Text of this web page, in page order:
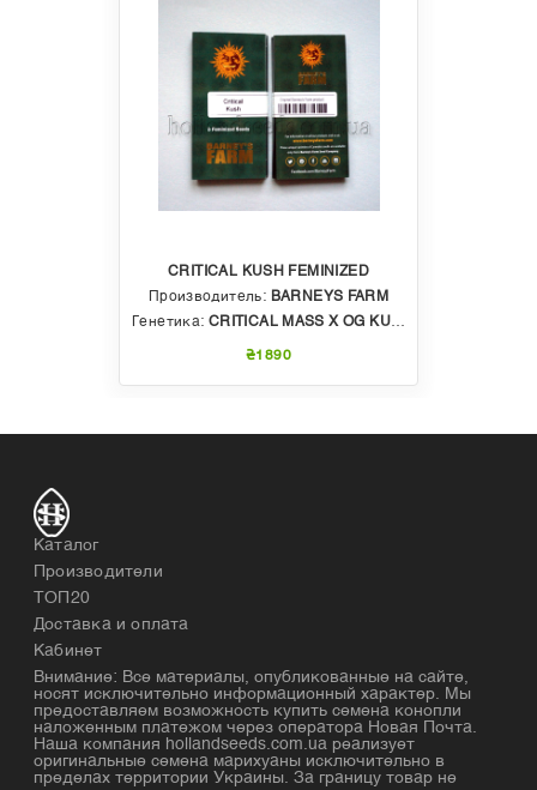
CRITICAL KUSH FEMINIZED
Производитель: BARNEYS FARM
Генетика: CRITICAL MASS X OG KUSH
₴1890
Каталог
Производители
ТОП20
Доставка и оплата
Кабинет
Внимание: Все материалы, опубликованные на сайте,
носят исключительно информационный характер. Мы
предоставляем возможность купить семена конопли
наложенным платежом через оператора Новая Почта.
Наша компания hollandseeds.com.ua реализует
оригинальные семена марихуаны исключительно в
пределах территории Украины. За границу товар не